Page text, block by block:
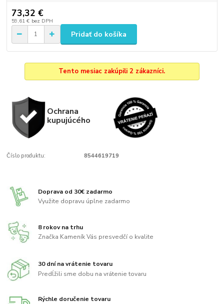
73,32 €
59,61 € bez DPH
Pridať do košíka
Tento mesiac zakúpili 2 zákazníci.
Ochrana
kupujúcého
Číslo produktu: 8544619719
Doprava od 30€ zadarmo
Využite dopravu úplne zadarmo
8 rokov na trhu
Značka Kameník Vás presvedčí o kvalite
30 dní na vrátenie tovaru
Predĺžili sme dobu na vrátenie tovaru
Rýchle doručenie tovaru